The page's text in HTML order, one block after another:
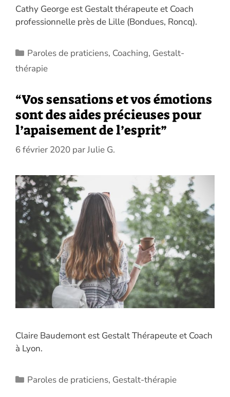
Cathy George est Gestalt thérapeute et Coach
professionnelle près de Lille (Bondues, Roncq).
Catégories
Paroles de praticiens, Coaching, Gestalt-
thérapie
“Vos sensations et vos émotions
sont des aides précieuses pour
l’apaisement de l’esprit”
6 février 2020 parJulie G.
Claire Baudemont est Gestalt Thérapeute et Coach
à Lyon.
Catégories
Paroles de praticiens, Gestalt-thérapie